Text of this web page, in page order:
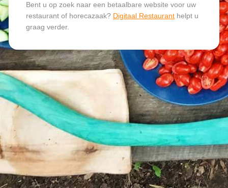
Bent u op zoek naar een betaalbare website voor uw
restaurant of horecazaak? Digitaal Restaurant helpt u
graag verder.